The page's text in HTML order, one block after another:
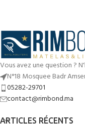
Vous avez une question ?
N°18 Mosquee Badr
05282-29701
contact@rimbond.ma
ARTICLES RÉCENTS